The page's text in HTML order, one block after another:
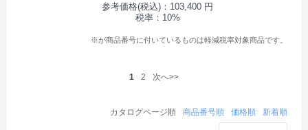
参考価格(税込)：103,400 円
税率：10%
※が商品番号に付いているものは軽減税率対象商品です。
1 2 次へ>>
カタログページ順 商品番号順 価格順 新着順